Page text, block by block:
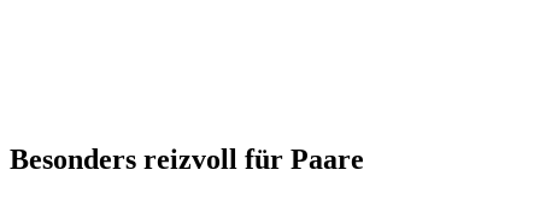
Besonders reizvoll für Paare